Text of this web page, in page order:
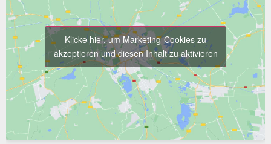
Klicke hier, um Marketing-Cookies zu
akzeptieren und diesen Inhalt zu aktivieren